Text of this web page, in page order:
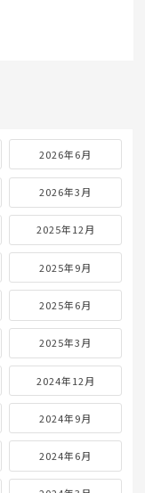
2026年6月
2026年3月
2025年12月
2025年9月
2025年6月
2025年3月
2024年12月
2024年9月
2024年6月